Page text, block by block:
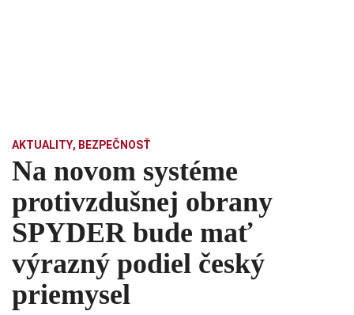
AKTUALITY, BEZPEČNOSŤ
Na novom systéme
protivzdušnej obrany
SPYDER bude mať
výrazný podiel český
priemysel